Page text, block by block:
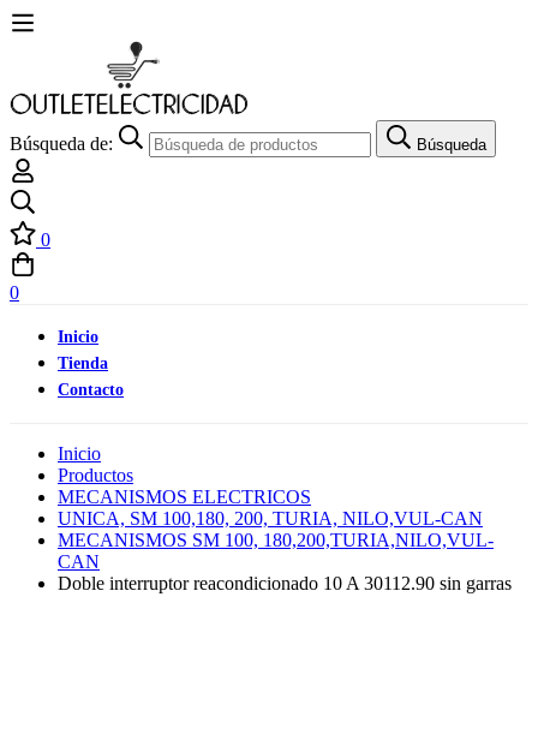
Búsqueda de: Búsqueda
0
0
Inicio
Tienda
Contacto
Inicio
Productos
MECANISMOS ELECTRICOS
UNICA, SM 100,180, 200, TURIA, NILO,VUL-CAN
MECANISMOS SM 100, 180,200,TURIA,NILO,VUL-
CAN
Doble interruptor reacondicionado 10 A 30112.90 sin garras